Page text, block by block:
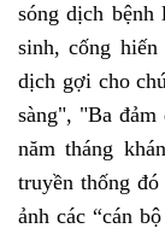
sóng dịch
sinh, cống
dịch gợi cho
sàng", "Ba
năm tháng
truyền thống
ảnh các “cán